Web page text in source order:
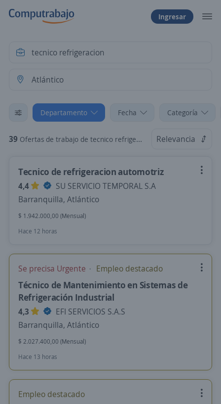
Ingresar
Departamento Fecha Categoría
39 Ofertas de trabajo de tecnico refrigeracion en Atlántico Relevancia
Tecnico de refrigeracion automotriz
4,4
SU SERVICIO TEMPORAL S.A
Barranquilla, Atlántico
$ 1.942.000,00 (Mensual)
Hace 12 horas
Se precisa Urgente Empleo destacado
Técnico de Mantenimiento en Sistemas de
Refrigeración Industrial
4,3
EFI SERVICIOS S.A.S
Barranquilla, Atlántico
$ 2.027.400,00 (Mensual)
Hace 13 horas
Empleo destacado